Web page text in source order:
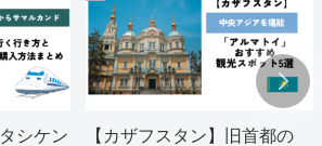
シケン
【カザフスタン】旧首都の